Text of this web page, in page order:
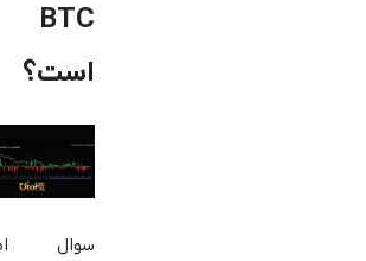
BTC
است؟
سوال